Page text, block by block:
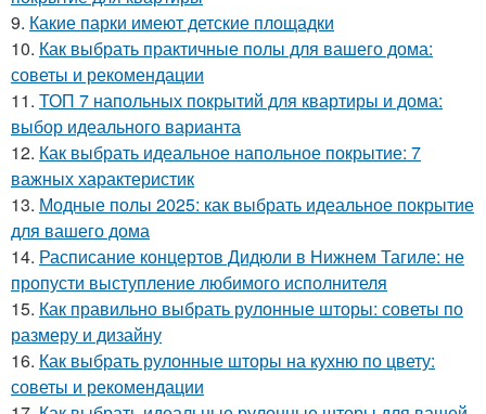
9. Какие парки имеют детские площадки
10. Как выбрать практичные полы для вашего дома:
советы и рекомендации
11. ТОП 7 напольных покрытий для квартиры и дома:
выбор идеального варианта
12. Как выбрать идеальное напольное покрытие: 7
важных характеристик
13. Модные полы 2025: как выбрать идеальное покрытие
для вашего дома
14. Расписание концертов Дидюли в Нижнем Тагиле: не
пропусти выступление любимого исполнителя
15. Как правильно выбрать рулонные шторы: советы по
размеру и дизайну
16. Как выбрать рулонные шторы на кухню по цвету:
советы и рекомендации